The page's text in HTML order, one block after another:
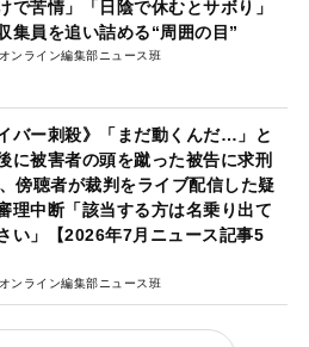
で苦情」「日陰で休むとサボり」
集員を追い詰める“周囲の目”
ンライン編集部ニュース班
イバー刺殺》「まだ動くんだ…」と
に被害者の頭を蹴った被告に求刑
傍聴者が裁判をライブ配信した疑
理中断「該当する方は名乗り出て
い」【2026年7月ニュース記事5
ンライン編集部ニュース班